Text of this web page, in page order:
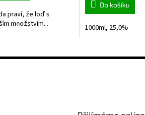
praví, že loď s
množstvím...
Do košíku
1000ml, 25,0%